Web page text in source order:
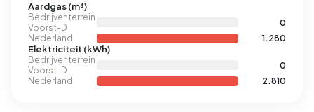
Aardgas (m³)
Bedrijventerrein
Voorst-D
0
Nederland
1.280
Elektriciteit (kWh)
Bedrijventerrein
Voorst-D
0
Nederland
2.810